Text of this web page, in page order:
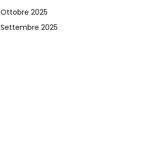
Ottobre 2025
Settembre 2025